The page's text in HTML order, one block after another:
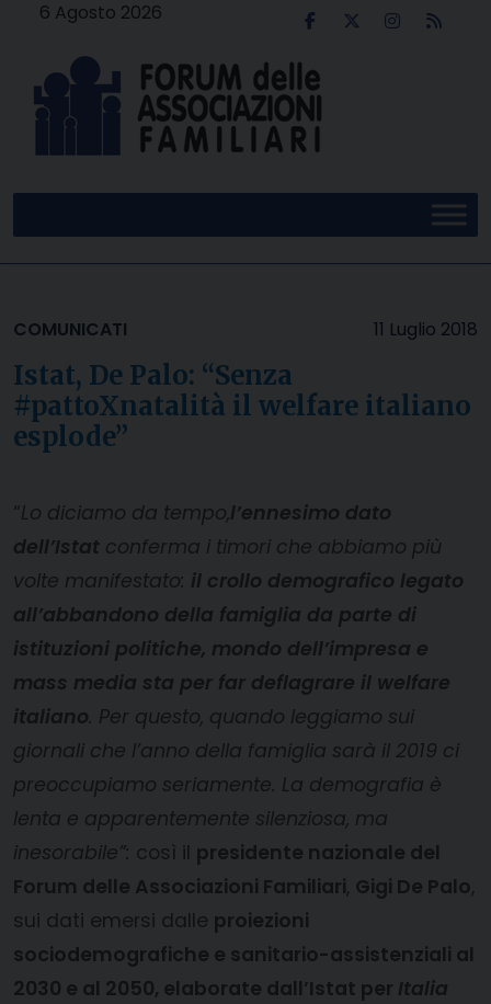
6 Agosto 2026
11 Luglio 2018
COMUNICATI
Istat, De Palo: “Senza
#pattoXnatalità il welfare italiano
esplode”
“Lo diciamo da tempo,l’ennesimo dato
dell’Istat conferma i timori che abbiamo più
volte manifestato: il crollo demografico legato
all’abbandono della famiglia da parte di
istituzioni politiche, mondo dell’impresa e
mass media sta per far deflagrare il welfare
italiano. Per questo, quando leggiamo sui
giornali che l’anno della famiglia sarà il 2019 ci
preoccupiamo seriamente. La demografia è
lenta e apparentemente silenziosa, ma
inesorabile”: così il presidente nazionale del
Forum delle Associazioni Familiari, Gigi De Palo,
sui dati emersi dalle proiezioni
sociodemografiche e sanitario-assistenziali al
2030 e al 2050, elaborate dall’Istat per Italia